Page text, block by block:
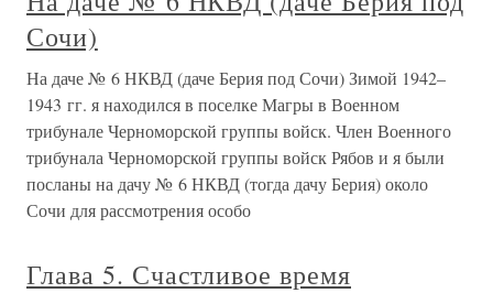
Сочи)
На даче № 6 НКВД (даче Берия под Сочи) Зимой 1942–
1943 гг. я находился в поселке Магры в Военном
трибунале Черноморской группы войск. Член Военного
трибунала Черноморской группы войск Рябов и я были
посланы на дачу № 6 НКВД (тогда дачу Берия) около
Сочи для рассмотрения особо
Глава 5. Счастливое время